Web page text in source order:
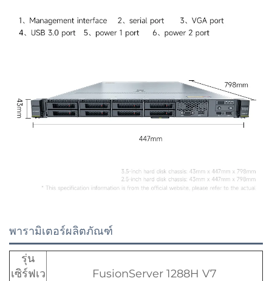
พารามิเตอร์ผลิตภัณฑ์
รุ่น
เซิร์ฟเว
FusionServer 1288H V7